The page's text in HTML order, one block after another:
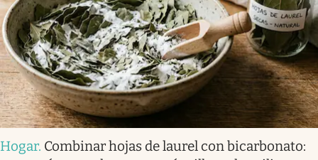
Hogar. Combinar hojas de laurel con bicarbonato: